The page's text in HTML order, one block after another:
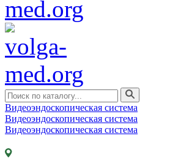
Видеоэндоскопическая система
Видеоэндоскопическая система
Видеоэндоскопическая система